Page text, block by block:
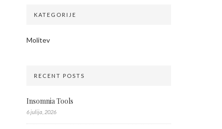
KATEGORIJE
Molitev
RECENT POSTS
Insomnia Tools
6 julija, 2026